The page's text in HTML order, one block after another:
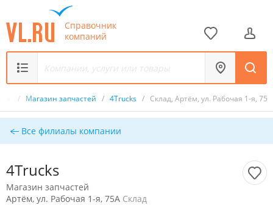
Справочник
компаний
/ Магазин запчастей / 4Trucks / Склад, Артём, ул. Рабочая 1-я, 75А
Все филиалы компании
4Trucks
Магазин запчастей
Артём, ул. Рабочая 1-я, 75А Склад